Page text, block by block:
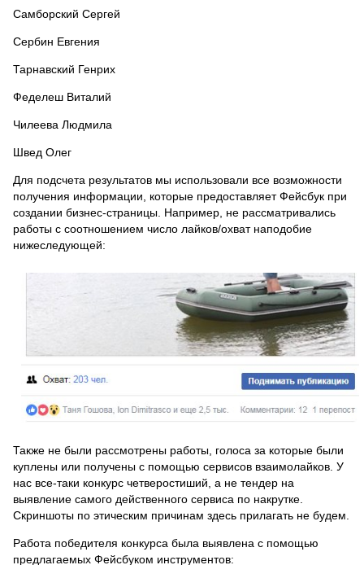
Самборский Сергей
Сербин Евгения
Тарнавский Генрих
Феделеш Виталий
Чилеева Людмила
Швед Олег
Для подсчета результатов мы использовали все возможности
получения информации, которые предоставляет Фейсбук при
создании бизнес-страницы. Например, не рассматривались
работы с соотношением число лайков/охват наподобие
нижеследующей:
Также не были рассмотрены работы, голоса за которые были
куплены или получены с помощью сервисов взаимолайков. У
нас все-таки конкурс четверостиший, а не тендер на
выявление самого действенного сервиса по накрутке.
Скриншоты по этическим причинам здесь прилагать не будем.
Работа победителя конкурса была выявлена с помощью
предлагаемых Фейсбуком инструментов: